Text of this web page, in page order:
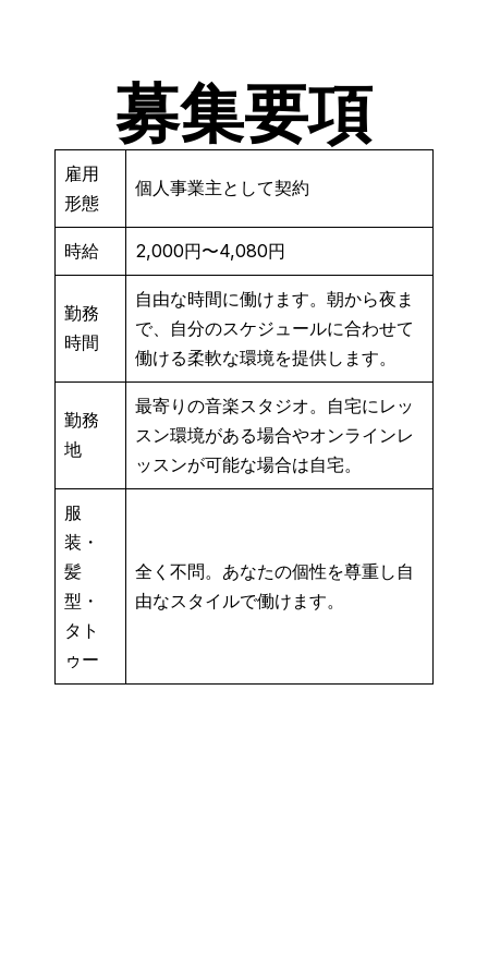
募集要項
雇用
形態
個人事業主として契約
時給 2,000円〜4,080円
勤務
時間
自由な時間に働けます。朝から夜ま
で、自分のスケジュールに合わせて
働ける柔軟な環境を提供します。
勤務
地
最寄りの音楽スタジオ。自宅にレッ
スン環境がある場合やオンラインレ
ッスンが可能な場合は自宅。
服
装・
髪
型・
タト
ゥー
全く不問。あなたの個性を尊重し自
由なスタイルで働けます。